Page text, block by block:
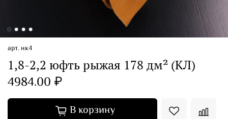
арт.нк4
1,8-2,2 юфть рыжая 178 дм² (КЛ)
4984.00 ₽
В корзину